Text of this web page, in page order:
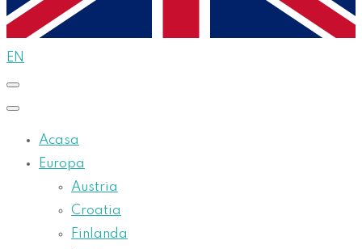
EN
Acasa
Europa
Austria
Croatia
Finlanda